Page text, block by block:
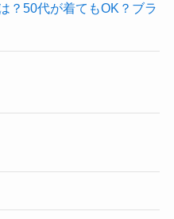
？50代が着てもOK？ブラ